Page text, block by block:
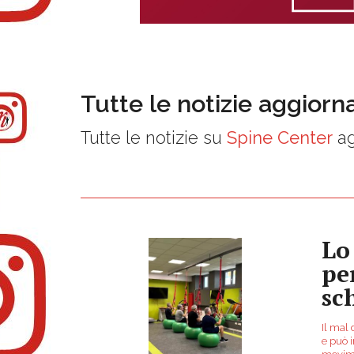
Tutte le notizie
Tutte le notizie su Spine Center
Il mal
e può